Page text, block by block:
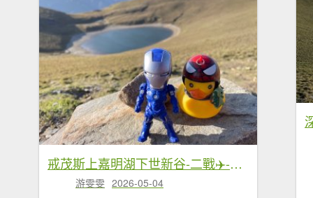
戒茂斯上嘉明湖下世新谷-二戰✈️-大鵬飛機✈️殘骸
游雯雯 2026-05-04